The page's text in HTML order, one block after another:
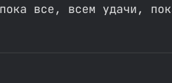
все, всем удачи,